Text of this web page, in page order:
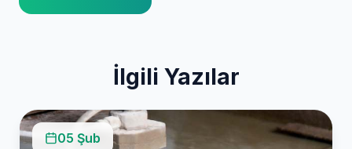
İlgili Yazılar
05 Şub